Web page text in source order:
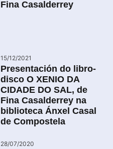
Fina Casalderrey
15/12/2021
Presentación do libro-
disco O XENIO DA
CIDADE DO SAL, de
Fina Casalderrey na
biblioteca Ánxel Casal
de Compostela
28/07/2020